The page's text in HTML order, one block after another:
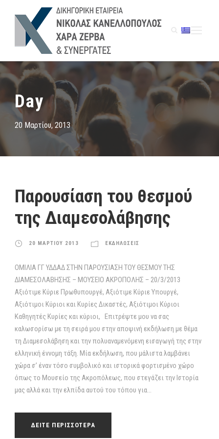
Day
20 Μαρτίου, 2013
Παρουσίαση του θεσμού
της Διαμεσολάβησης
20 ΜΑΡΤΙΟΥ 2013 ΕΚΔΗΛΩΣΕΙΣ
ΟΜΙΛΙΑ ΓΓ ΥΔΔΑΔ ΣΤΗΝ ΠΑΡΟΥΣΙΑΣΗ ΤΟΥ ΘΕΣΜΟΥ ΤΗΣ
ΔΙΑΜΕΣΟΛΑΒΗΣΗΣ – ΜΟΥΣΕΙΟ ΑΚΡΟΠΟΛΗΣ – 20/3/2013
Αξιότιμε Κύριε Πρωθυπουργέ, Αξιότιμε Κύριε Υπουργέ,
Αξιότιμοι Κύριοι και Κυρίες Δικαστές, Αξιότιμοι Κύριοι
Καθηγητές Κυρίες και κύριοι, Επιτρέψτε μου να σας
καλωσορίσω με τη σειρά μου στην αποψινή εκδήλωση με θέμα
τη Διαμεσολάβηση και την πολυαναμενόμενη εισαγωγή της στην
ελληνική έννομη τάξη. Μία εκδήλωση, που μάλιστα λαμβάνει
χώρα σ’ έναν τόσο συμβολικό και ιστορικά φορτισμένο χώρο
όπως το Μουσείο της Ακροπόλεως, που στεγάζει την Ιστορία
μας αλλά και την ελπίδα αυτού του τόπου για...
ΔΕΙΤΕ ΠΕΡΙΣΣΟΤΕΡΑ